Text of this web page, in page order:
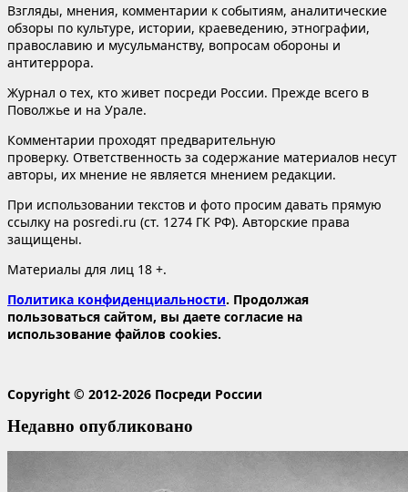
Взгляды, мнения, комментарии к событиям, аналитические
обзоры по культуре, истории, краеведению, этнографии,
православию и мусульманству, вопросам обороны и
антитеррора.
Журнал о тех, кто живет посреди России. Прежде всего в
Поволжье и на Урале.
Комментарии проходят предварительную
проверку. Ответственность за содержание материалов несут
авторы, их мнение не является мнением редакции.
При использовании текстов и фото просим давать прямую
ссылку на posredi.ru (ст. 1274 ГК РФ). Авторские права
защищены.
Материалы для лиц 18 +.
Политика конфиденциальности. Продолжая
пользоваться сайтом, вы даете согласие на
использование файлов cookies.
Copyright © 2012-2026 Посреди России
Недавно опубликовано